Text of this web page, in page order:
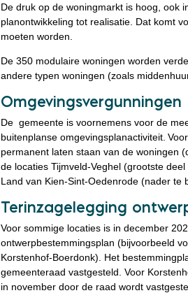
De druk op de woningmarkt is hoog, ook
planontwikkeling tot realisatie. Dat komt
moeten worden.
De 350 modulaire woningen worden
andere typen woningen (zoals
Omgevingsvergunningen
De gemeente is voornemens voor de
buitenplanse omgevingsplanactiviteit.
permanent laten staan van de woningen
de locaties Tijmveld-Veghel (grootste
Land van Kien-Sint-Oedenrode (nader te
Terinzagelegging
Voor sommige locaties is in december
ontwerpbestemmingsplan (bijvoorbeeld
Korstenhof-Boerdonk). Het
gemeenteraad vastgesteld. Voor
in november door de raad wordt